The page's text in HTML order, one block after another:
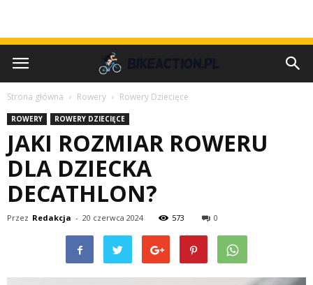
Strona główna Rowery Rowery Dziecięce
ROWERY ROWERY DZIECIĘCE
JAKI ROZMIAR ROWERU
DLA DZIECKA
DECATHLON?
Przez Redakcja - 20 czerwca 2024 573 0